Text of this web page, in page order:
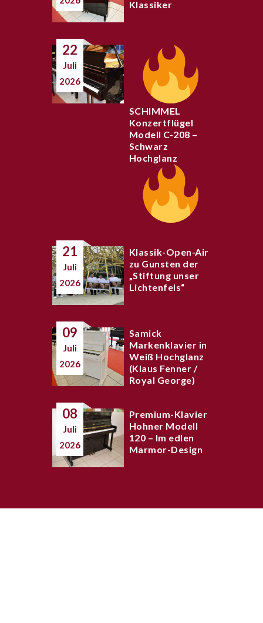
Klassiker
22
Juli
2026
SCHIMMEL
Konzertflügel
Modell C-208 –
Schwarz
Hochglanz
21
Juli
2026
Klassik-Open-Air
zu Gunsten der
„Stiftung unser
Lichtenfels“
09
Juli
2026
Samick
Markenklavier in
Weiß Hochglanz
(Klaus Fenner /
Royal George)
08
Juli
2026
Premium-Klavier
Hohner Modell
120 – Im edlen
Marmor-Design